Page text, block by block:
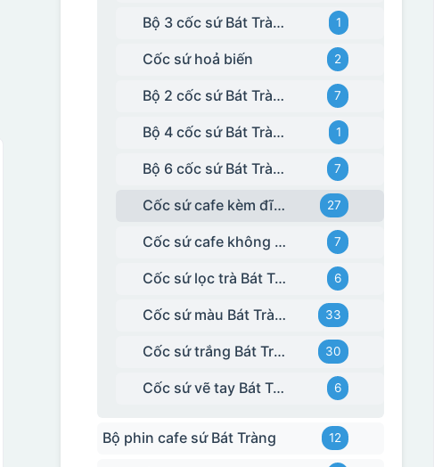
Bộ 3 cốc sứ Bát Tràng 1
Cốc sứ hoả biến 2
Bộ 2 cốc sứ Bát Tràng 7
Bộ 4 cốc sứ Bát Tràng 1
Bộ 6 cốc sứ Bát Tràng 7
Cốc sứ cafe kèm đĩa Bát Tràng 27
Cốc sứ cafe không kèm đĩa kê Bát Tràng 7
Cốc sứ lọc trà Bát Tràng 6
Cốc sứ màu Bát Tràng 33
Cốc sứ trắng Bát Tràng 30
Cốc sứ vẽ tay Bát Tràng 6
Bộ phin cafe sứ Bát Tràng 12